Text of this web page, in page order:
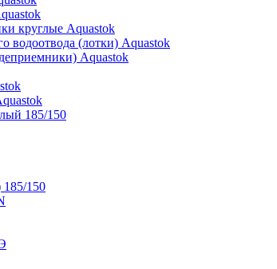
круглые Aquastok
водоотвода (лотки) Aquastok
Aquastok
185/150
185/150